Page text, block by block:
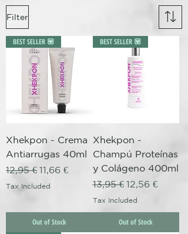
Filter
BEST SELLER 💟
Xhekpon - Crema
Antiarrugas 40ml
Regular Price
12,95 € Sale Price
11,66 €
Tax Included
Out of Stock
BEST SELLER 💟
Xhekpon -
Champú Proteínas
y Colágeno 400ml
Regular Price
13,95 € Sale Price
12,56 €
Tax Included
Out of Stock